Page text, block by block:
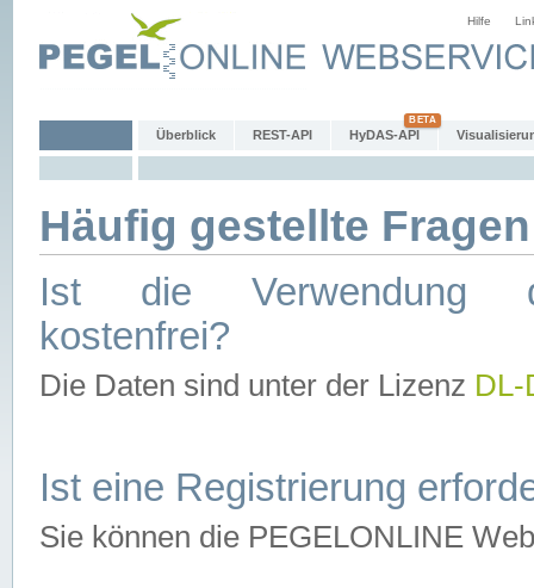
Hilfe
Überblick REST-API HyDAS-API
Häufig gestellte
Ist die Verwendung
kostenfrei?
Die Daten sind unter der Lizenz
Ist eine Registrierung
Sie können die PEGELONLINE